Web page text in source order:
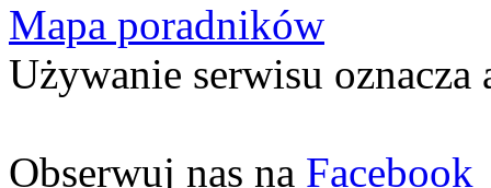
Mapa poradników
Używanie serwisu oznacza
Obserwuj nas na Facebook